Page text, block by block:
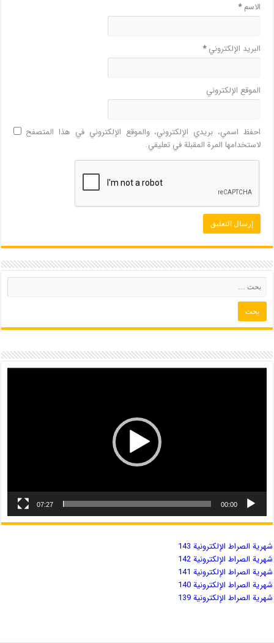
الاسم*
البريد الإلكتروني*
الموقع الإلكتروني
احفظ اسمي، بريدي الإلكتروني، والموقع الإلكتروني في هذا المتصفح
لاستخدامها المرة المقبلة في تعليقي.
00:00
07:27
شهریة الصراط الإلكترونية 143
شهریة الصراط الإلكترونية 142
شهریة الصراط الإلكترونية 141
شهریة الصراط الإلكترونية 140
شهریة الصراط الإلكترونية 139